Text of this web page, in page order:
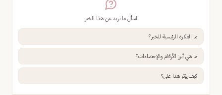
اسأل ما تريد عن هذا الخبر
ما الفكرة الرئيسية للخبر؟
ما هي أبرز الأرقام والإحصاءات؟
كيف يؤثر هذا علي؟